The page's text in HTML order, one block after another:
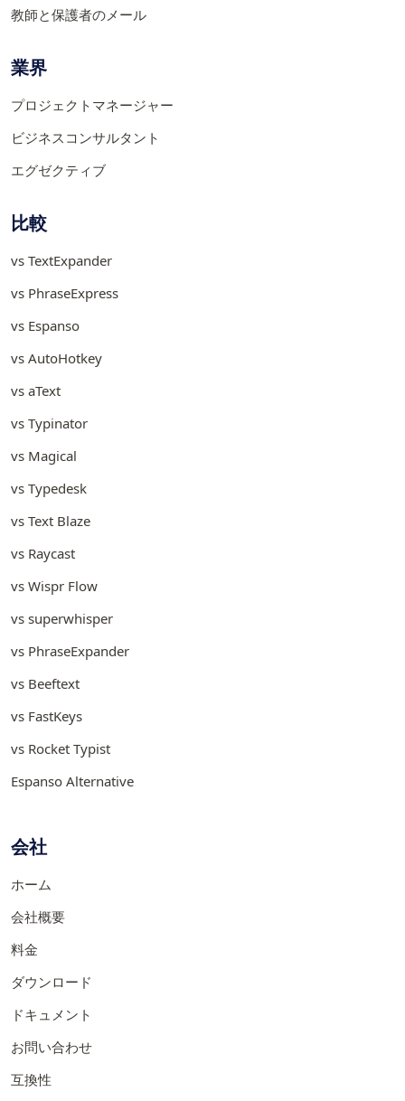
教師と保護者のメール
業界
プロジェクトマネージャー
ビジネスコンサルタント
エグゼクティブ
比較
vs TextExpander
vs PhraseExpress
vs Espanso
vs AutoHotkey
vs aText
vs Typinator
vs Magical
vs Typedesk
vs Text Blaze
vs Raycast
vs Wispr Flow
vs superwhisper
vs PhraseExpander
vs Beeftext
vs FastKeys
vs Rocket Typist
Espanso Alternative
会社
ホーム
会社概要
料金
ダウンロード
ドキュメント
お問い合わせ
互換性